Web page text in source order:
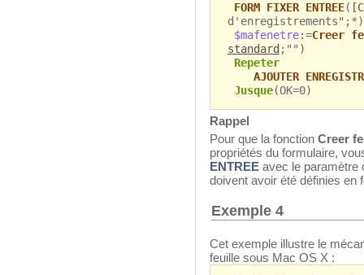
FORM FIXER ENTREE(
d'enregistrements";*)
$mafenetre:=Creer
standard ;"")
Repeter
AJOUTER
Jusque(OK=0)
Rappel
Pour que la fonction Creer
propriétés du formulaire,
ENTREE avec le paramètre
doivent avoir été définies en
Exemple 4
Cet exemple illustre le
feuille sous Mac OS X :